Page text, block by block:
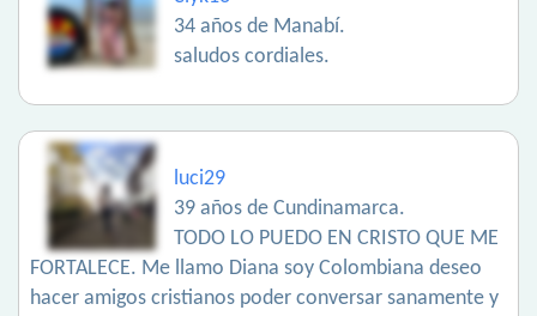
34 años de Manabí.
saludos cordiales.
luci29
39 años de Cundinamarca.
TODO LO PUEDO EN CRISTO QUE ME
FORTALECE. Me llamo Diana soy Colombiana deseo
hacer amigos cristianos poder conversar sanamente y